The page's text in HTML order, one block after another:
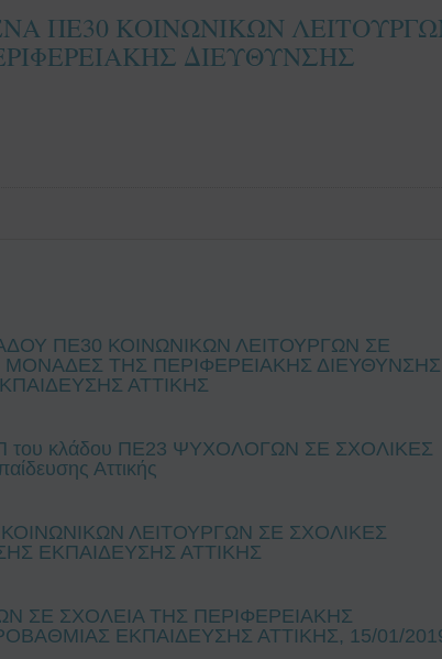
ΠΕ30 ΚΟΙΝΩΝΙΚΩΝ
ΔΙΕΥΘΥΝΣΗΣ
ΠΕ30 ΚΟΙΝΩΝΙΚΩΝ ΛΕΙΤΟΥΡΓΩΝ ΣΕ
ΤΗΣ ΠΕΡΙΦΕΡΕΙΑΚΗΣ ΔΙΕΥΘΥΝΣΗΣ
ΑΤΤΙΚΗΣ
κλάδου ΠΕ23 ΨΥΧΟΛΟΓΩΝ ΣΕ ΣΧΟΛΙΚΕΣ
Αττικής
ΚΟΙΝΩΝΙΚΩΝ ΛΕΙΤΟΥΡΓΩΝ ΣΕ ΣΧΟΛΙΚΕΣ
ΕΚΠΑΙΔΕΥΣΗΣ ΑΤΤΙΚΗΣ
ΣΕ ΣΧΟΛΕΙΑ ΤΗΣ ΠΕΡΙΦΕΡΕΙΑΚΗΣ
ΕΚΠΑΙΔΕΥΣΗΣ ΑΤΤΙΚΗΣ, 15/01/